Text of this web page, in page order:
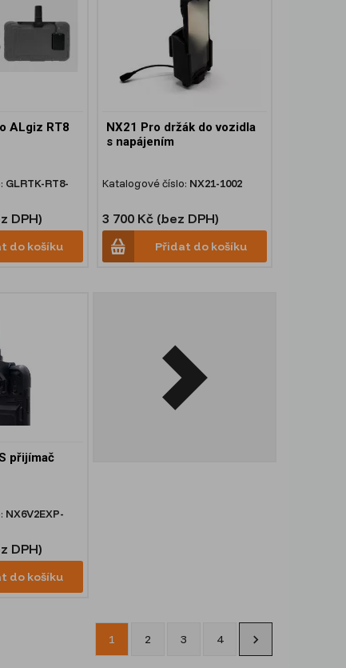
ALgiz RT8
GLRTK-RT8-
DPH)
do košíku
NX21 Pro držák do vozidla
s napájením
Katalogové číslo: NX21-1002
3 700 Kč (bez DPH)
Přidat do košíku
přijímač
NX6V2EXP-
DPH)
do košíku
1 2 3 4